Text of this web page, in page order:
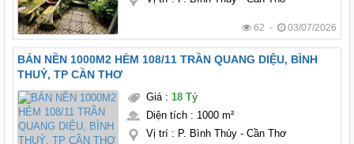
62 - 03/07/2026
BÁN NỀN 1000M2 HẺM 108/11 TRẦN QUANG DIỆU, BÌNH
THUỶ, TP CẦN THƠ
Giá: 18 Tỷ
Diện tích: 1000 m²
Vị trí: P. Bình Thủy - Cần Thơ